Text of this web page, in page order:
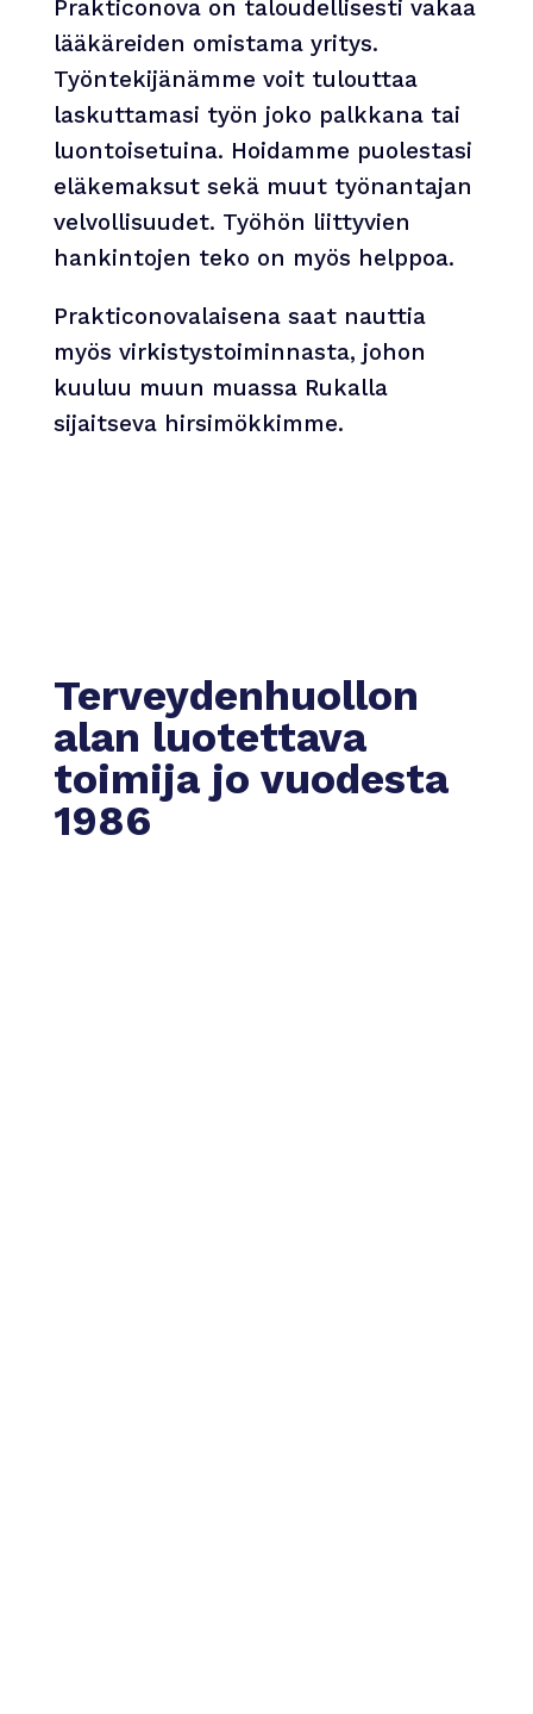
Prakticonova on taloudellisesti vakaa
lääkäreiden omistama yritys.
Työntekijänämme voit tulouttaa
laskuttamasi työn joko palkkana tai
luontoisetuina. Hoidamme puolestasi
eläkemaksut sekä muut työnantajan
velvollisuudet. Työhön liittyvien
hankintojen teko on myös helppoa.
Prakticonovalaisena saat nauttia
myös virkistystoiminnasta, johon
kuuluu muun muassa Rukalla
sijaitseva hirsimökkimme.
Terveydenhuollon
alan luotettava
toimija jo vuodesta
1986